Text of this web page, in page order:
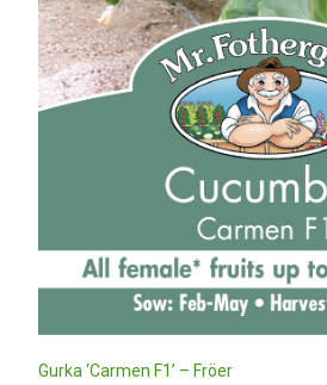
Gurka ‘Carmen F1’ – Fröer